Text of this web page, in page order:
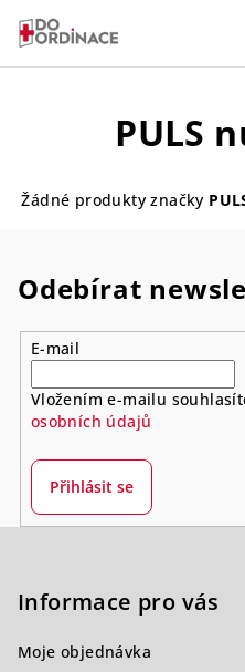
obsah
PULS
Žádné produkty značky
Odebírat
E-mail
Vložením e-mailu
osobních údajů
Přihlásit se
Informace pro vás
Moje objednávka